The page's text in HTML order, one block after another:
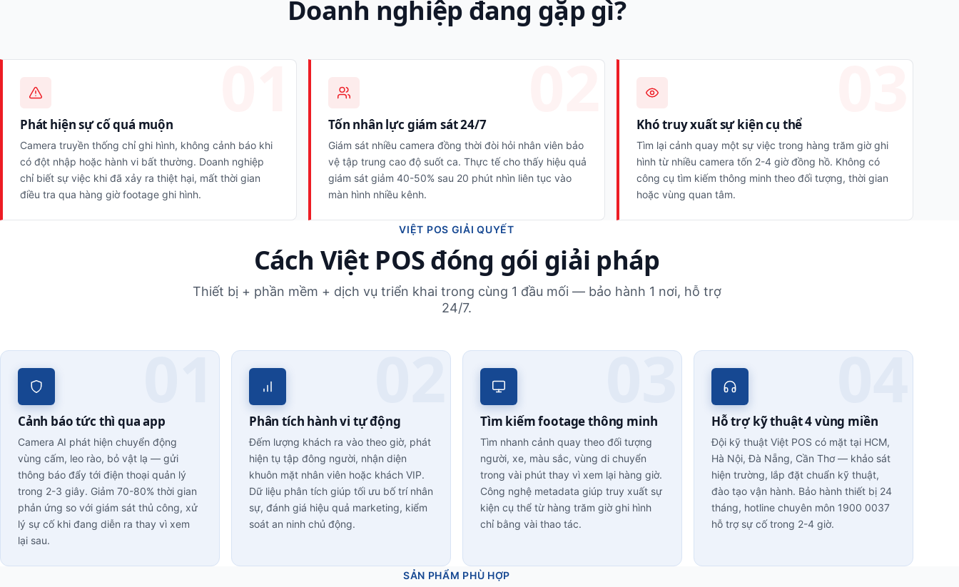
Doanh nghiệp đang gặp gì?
Phát hiện sự cố quá muộn
Camera truyền thống chỉ ghi hình, không cảnh báo khi
có đột nhập hoặc hành vi bất thường. Doanh nghiệp
chỉ biết sự việc khi đã xảy ra thiệt hại, mất thời gian
điều tra qua hàng giờ footage ghi hình.
Tốn nhân lực giám sát 24/7
Giám sát nhiều camera đồng thời đòi hỏi nhân viên bảo
vệ tập trung cao độ suốt ca. Thực tế cho thấy hiệu quả
giám sát giảm 40-50% sau 20 phút nhìn liên tục vào
màn hình nhiều kênh.
Khó truy xuất sự kiện cụ thể
Tìm lại cảnh quay một sự việc trong hàng trăm giờ ghi
hình từ nhiều camera tốn 2-4 giờ đồng hồ. Không có
công cụ tìm kiếm thông minh theo đối tượng, thời gian
hoặc vùng quan tâm.
VIỆT POS GIẢI QUYẾT
Cách Việt POS đóng gói giải pháp
Thiết bị + phần mềm + dịch vụ triển khai trong cùng 1 đầu mối — bảo hành 1 nơi, hỗ trợ
24/7.
Cảnh báo tức thì qua app
Camera AI phát hiện chuyển động
vùng cấm, leo rào, bỏ vật lạ — gửi
thông báo đẩy tới điện thoại quản lý
trong 2-3 giây. Giảm 70-80% thời gian
phản ứng so với giám sát thủ công, xử
lý sự cố khi đang diễn ra thay vì xem
lại sau.
Phân tích hành vi tự động
Đếm lượng khách ra vào theo giờ, phát
hiện tụ tập đông người, nhận diện
khuôn mặt nhân viên hoặc khách VIP.
Dữ liệu phân tích giúp tối ưu bố trí nhân
sự, đánh giá hiệu quả marketing, kiểm
soát an ninh chủ động.
Tìm kiếm footage thông minh
Tìm nhanh cảnh quay theo đối tượng
người, xe, màu sắc, vùng di chuyển
trong vài phút thay vì xem lại hàng giờ.
Công nghệ metadata giúp truy xuất sự
kiện cụ thể từ hàng trăm giờ ghi hình
chỉ bằng vài thao tác.
Hỗ trợ kỹ thuật 4 vùng miền
Đội kỹ thuật Việt POS có mặt tại HCM,
Hà Nội, Đà Nẵng, Cần Thơ — khảo sát
hiện trường, lắp đặt chuẩn kỹ thuật,
đào tạo vận hành. Bảo hành thiết bị 24
tháng, hotline chuyên môn 1900 0037
hỗ trợ sự cố trong 2-4 giờ.
SẢN PHẨM PHÙ HỢP